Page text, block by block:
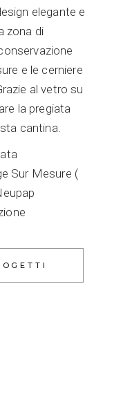
elegante e
zona di
e le cerniere
al vetro su
la pregiata
cantina.
Sur Mesure (